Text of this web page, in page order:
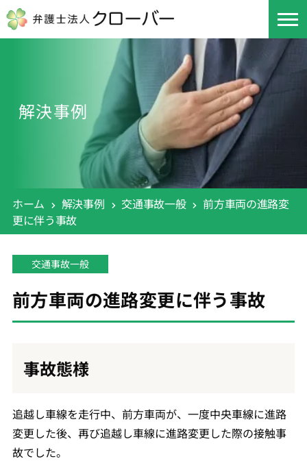
解決事例
ホーム 解決事例 交通事故一般
前方車両の進路変
更に伴う事故
交通事故一般
前方車両の進路変更に伴う事故
事故態様
追越し車線を走行中、前方車両が、一度中央車線に進路
変更した後、再び追越し車線に進路変更した際の接触事
故でした。